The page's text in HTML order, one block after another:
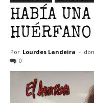
Anartista
HABÍA
HUÉRFANO
Por Lourdes Landeira -
0